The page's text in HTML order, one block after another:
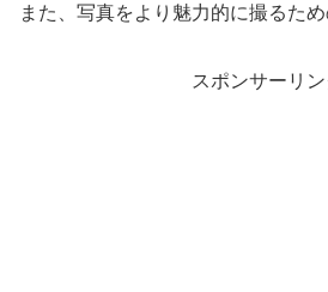
また、写真をより魅力的に撮るた
スポンサーリン